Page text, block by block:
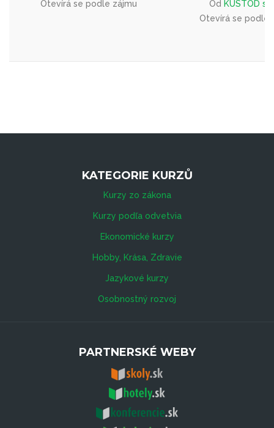
Otevírá se podle zájmu
Od KUSTOD
Otevírá se podle
KATEGORIE KURZŮ
Kurzy zo zákona
Kurzy podľa odvetvia
Ekonomické kurzy
Hobby, Krása, Zdravie
Jazykové kurzy
Osobnostný rozvoj
PARTNERSKÉ WEBY